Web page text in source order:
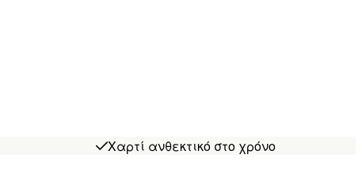
Χαρτί ανθεκτικό στο χρόνο